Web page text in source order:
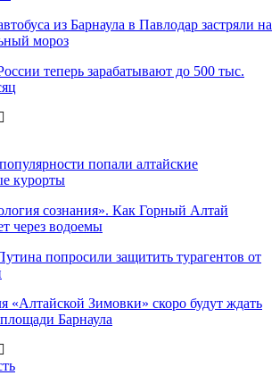
из Барнаула в Павлодар застряли на
мороз
теперь зарабатывают до 500 тыс.
попали алтайские
курорты
сознания». Как Горный Алтай
через водоемы
попросили защитить турагентов от
«Алтайской Зимовки» скоро будут ждать
Барнаула